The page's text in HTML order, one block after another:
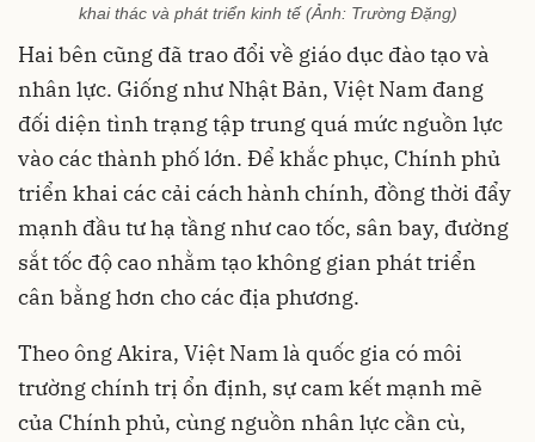
khai thác và phát triển kinh tế (Ảnh: Trường Đặng)
Hai bên cũng đã trao đổi về giáo dục đào tạo và
nhân lực. Giống như Nhật Bản, Việt Nam đang
đối diện tình trạng tập trung quá mức nguồn lực
vào các thành phố lớn. Để khắc phục, Chính phủ
triển khai các cải cách hành chính, đồng thời đẩy
mạnh đầu tư hạ tầng như cao tốc, sân bay, đường
sắt tốc độ cao nhằm tạo không gian phát triển
cân bằng hơn cho các địa phương.
Theo ông Akira, Việt Nam là quốc gia có môi
trường chính trị ổn định, sự cam kết mạnh mẽ
của Chính phủ, cùng nguồn nhân lực cần cù,